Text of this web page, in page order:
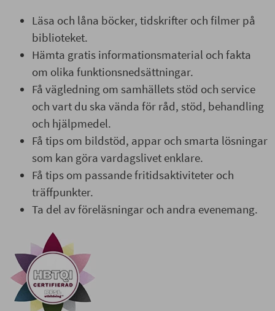
Läsa och låna böcker, tidskrifter och filmer på
biblioteket.
Hämta gratis informationsmaterial och fakta
om olika funktionsnedsättningar.
Få vägledning om samhällets stöd och service
och vart du ska vända för råd, stöd, behandling
och hjälpmedel.
Få tips om bildstöd, appar och smarta lösningar
som kan göra vardagslivet enklare.
Få tips om passande fritidsaktiviteter och
träffpunkter.
Ta del av föreläsningar och andra evenemang.